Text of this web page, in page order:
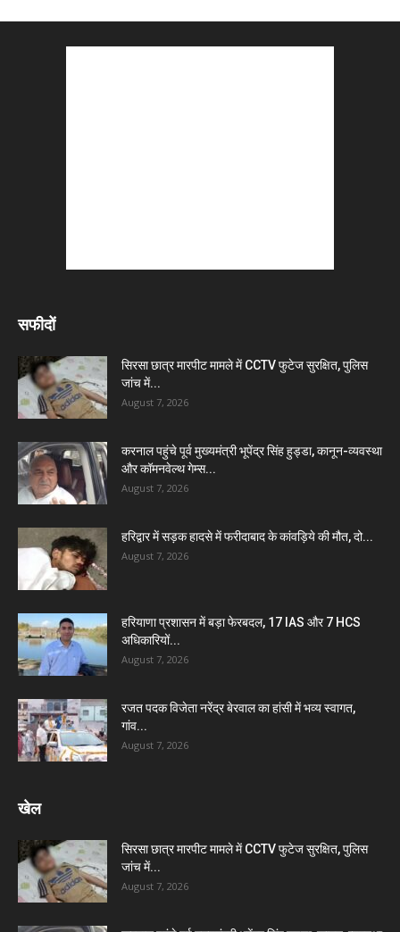
सफीदों
सिरसा छात्र मारपीट मामले में CCTV फुटेज सुरक्षित, पुलिस
जांच में...
August 7, 2026
करनाल पहुंचे पूर्व मुख्यमंत्री भूपेंद्र सिंह हुड्डा, कानून-व्यवस्था
और कॉमनवेल्थ गेम्स...
August 7, 2026
हरिद्वार में सड़क हादसे में फरीदाबाद के कांवड़िये की मौत, दो...
August 7, 2026
हरियाणा प्रशासन में बड़ा फेरबदल, 17 IAS और 7 HCS
अधिकारियों...
August 7, 2026
रजत पदक विजेता नरेंद्र बेरवाल का हांसी में भव्य स्वागत,
गांव...
August 7, 2026
खेल
सिरसा छात्र मारपीट मामले में CCTV फुटेज सुरक्षित, पुलिस
जांच में...
August 7, 2026